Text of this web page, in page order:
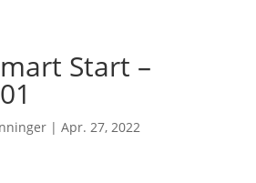
Start –
| Apr. 27, 2022